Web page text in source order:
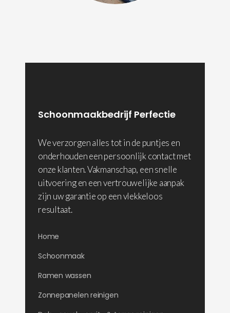
Schoonmaakbedrijf Perfectie
We verzorgen alles tot in de puntjes en
onderhouden een persoonlijk contact met
onze klanten. Vakmanschap, een snelle
uitvoering en een vertrouwelijke aanpak
zijn uw garantie op een vlekkeloos
resultaat.
Home
Schoonmaak
Ramen wassen
Zonnepanelen reinigen